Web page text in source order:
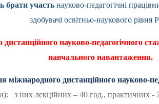
брати участьнауково-педагогічні
здобувачі освітньо-наукового рівня
науково-педагогічного
навчального навантаження.
міжнародного дистанційного науково-
з них лекційних – 40 год., практичних -